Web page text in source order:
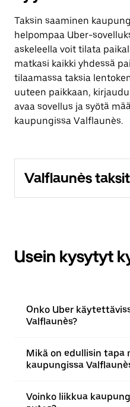
Taksin saaminen
helpompaa Uber-
askeleella voit tilata
matkasi kaikki yhdessä
tilaamassa taksia
uuteen paikkaan,
avaa sovellus ja syötä
kaupungissa Valflaunès.
Valflaunès taksit
Usein kysytyt
Onko Uber
Valflaunès?
Mikä on edullisin tapa
kaupungissa
Voinko liikkua